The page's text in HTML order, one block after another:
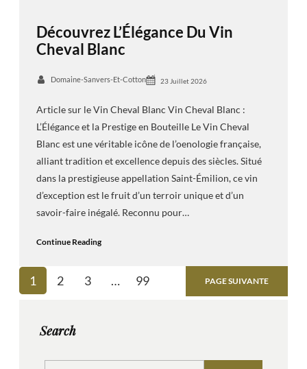
Découvrez L’Élégance Du Vin
Cheval Blanc
Domaine-Sanvers-Et-Cotton 23 Juillet 2026
Article sur le Vin Cheval Blanc Vin Cheval Blanc :
L’Élégance et la Prestige en Bouteille Le Vin Cheval
Blanc est une véritable icône de l’oenologie française,
alliant tradition et excellence depuis des siècles. Situé
dans la prestigieuse appellation Saint-Émilion, ce vin
d’exception est le fruit d’un terroir unique et d’un
savoir-faire inégalé. Reconnu pour…
Continue Reading
1 2 3 … 99 PAGE SUIVANTE
Search